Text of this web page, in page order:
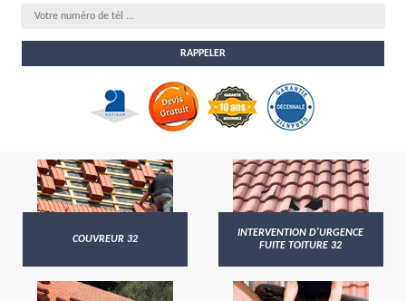
COUVREUR 32
INTERVENTION D'URGENCE
FUITE TOITURE 32